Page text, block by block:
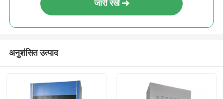
जारी रखें
अनुशंसित उत्पाद